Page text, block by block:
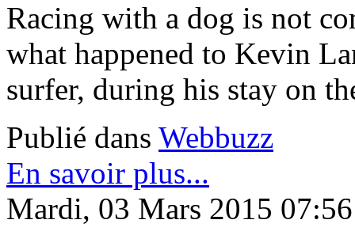
Racing with a dog is not
what happened to Kevin
surfer, during his stay on
Publié dans Webbuzz
En savoir plus...
Mardi, 03 Mars 2015 07:56